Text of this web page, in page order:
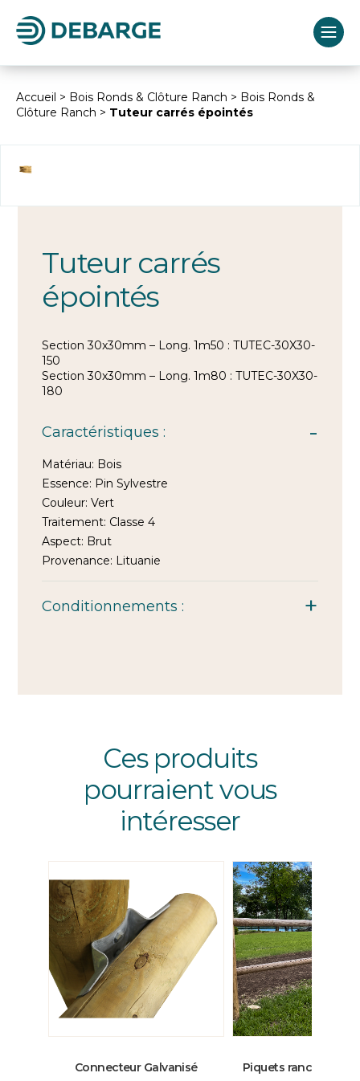
Accueil > Bois Ronds & Clôture Ranch > Bois Ronds &
Clôture Ranch > Tuteur carrés épointés
Tuteur carrés
épointés
Section 30x30mm – Long. 1m50 : TUTEC-30X30-
150
Section 30x30mm – Long. 1m80 : TUTEC-30X30-
180
Caractéristiques :
Matériau: Bois
Essence: Pin Sylvestre
Couleur: Vert
Traitement: Classe 4
Aspect: Brut
Provenance: Lituanie
Conditionnements :
Ces produits
pourraient vous
intéresser
Connecteur Galvanisé Piquets ranch